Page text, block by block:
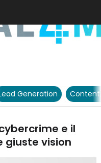
Generation
e il
giuste vision